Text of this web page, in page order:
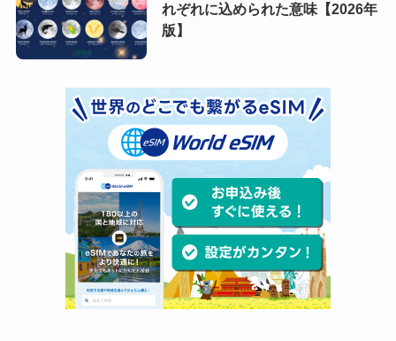
れぞれに込められた意味【2026年
版】